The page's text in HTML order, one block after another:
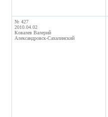
№ 427
2010.04.02
Ковалев Валерий
Александровск-Сахалинский